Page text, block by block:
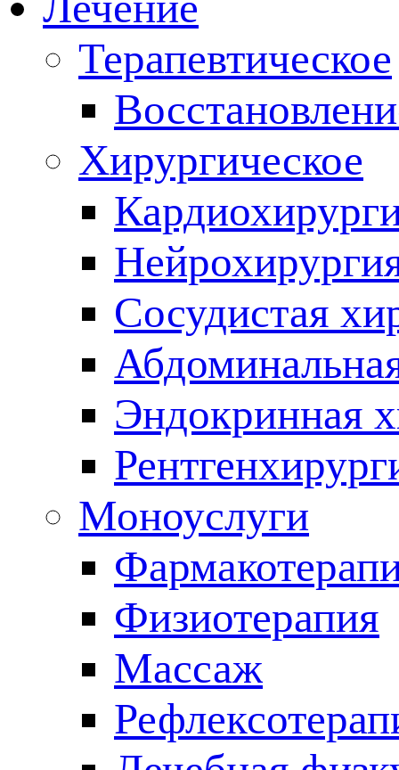
Терапевтическое
Хирургическое
Сосудистая
Эндокринная
Моноуслуги
Физиотерапия
Массаж